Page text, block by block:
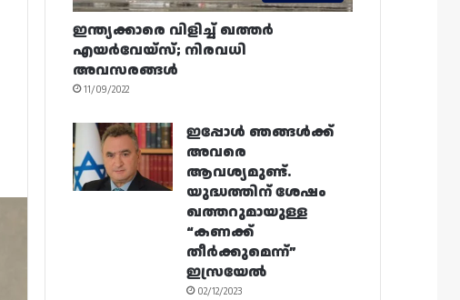
ഇന്ത്യക്കാരെ വിളിച്ച് ഖത്തർ
എയർവേയ്‌സ്; നിരവധി
അവസരങ്ങൾ
11/09/2022
ഇപ്പോൾ ഞങ്ങൾക്ക്
അവരെ
ആവശ്യമുണ്ട്.
യുദ്ധത്തിന് ശേഷം
ഖത്തറുമായുള്ള
“കണക്ക്
തീർക്കുമെന്ന്”
ഇസ്രയേൽ
02/12/2023